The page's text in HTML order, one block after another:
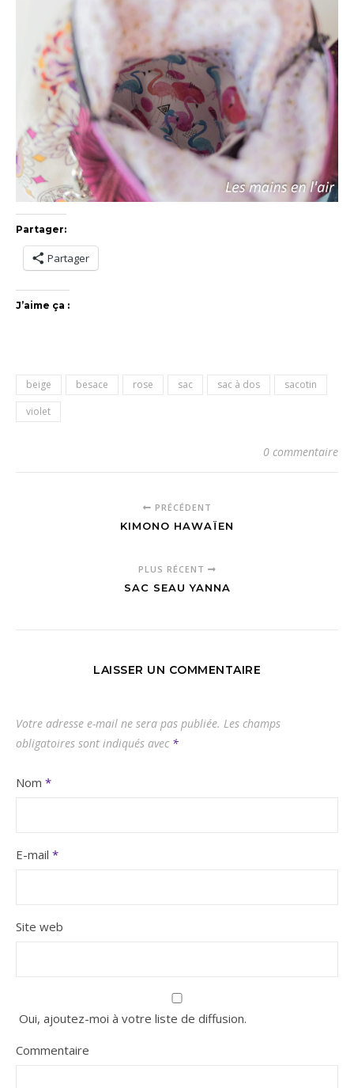
Partager:
Partager
J’aime ça :
beige besace rose sac sac à dos
sacotin
violet
0 commentaire
PRÉCÉDENT
KIMONO HAWAÏEN
PLUS RÉCENT
SAC SEAU YANNA
LAISSER UN COMMENTAIRE
Votre adresse e-mail ne sera pas publiée. Les champs
obligatoires sont indiqués avec *
Nom *
E-mail *
Site web
Oui, ajoutez-moi à votre liste de diffusion.
Commentaire